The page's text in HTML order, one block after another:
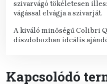
szivarvágó tökéletesen
vágással elvágja a szivarját.
A kiváló minőségű Colibri
díszdobozban ideális
Kapcsolódó